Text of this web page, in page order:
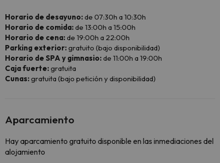
Horario de desayuno:de 07:30h a 10:30h
Horario de comida:de 13:00h a 15:00h
Horario de cena:de 19:00h a 22:00h
Parking exterior:gratuito (bajo disponibilidad)
Horario de SPA y gimnasio:de 11:00h a 19:00h
Caja fuerte:gratuita
Cunas:gratuita (bajo petición y disponibilidad)
Aparcamiento
Hay aparcamiento gratuito disponible en las inmediaciones del
alojamiento